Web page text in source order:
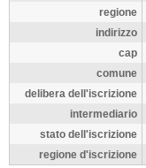
regione
indirizzo
cap
comune
delibera dell'iscrizione
intermediario
stato dell'iscrizione
regione d'iscrizione